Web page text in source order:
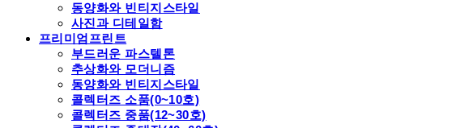
동양화와 빈티지스타일
사진과 디테일함
프리미엄프린트
부드러운 파스텔톤
추상화와 모더니즘
동양화와 빈티지스타일
콜렉터즈 소품(0~10호)
콜렉터즈 중품(12~30호)